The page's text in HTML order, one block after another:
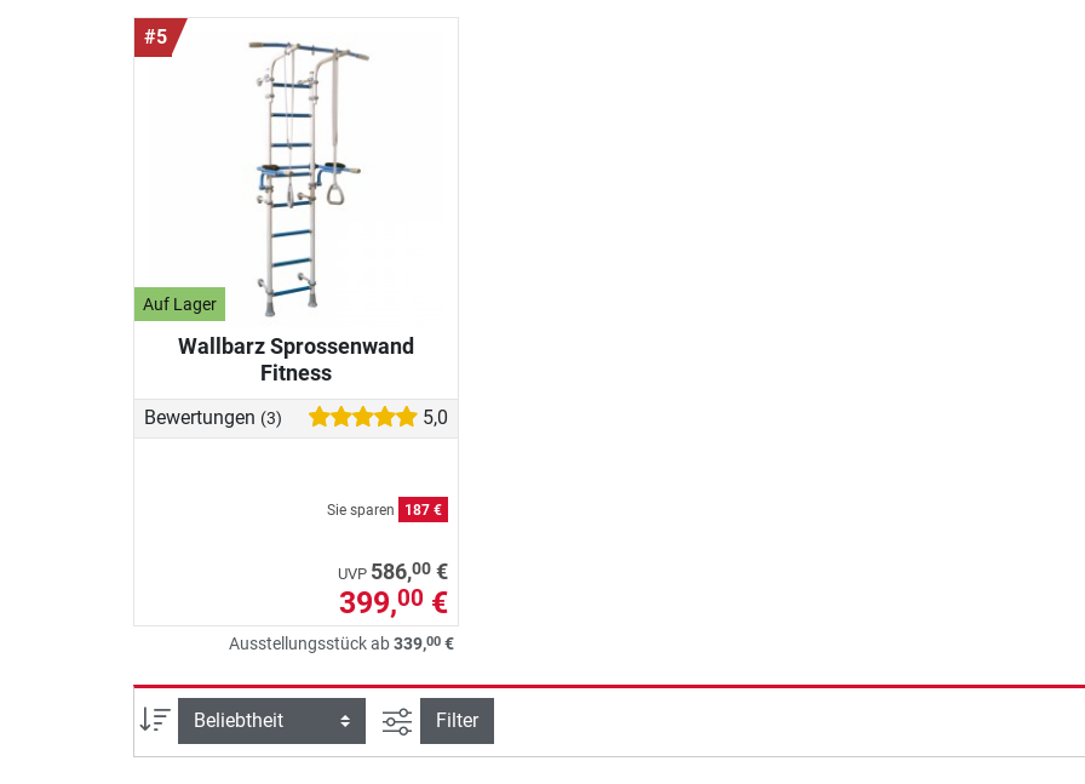
#5
Auf Lager
Wallbarz Sprossenwand
Fitness
Bewertungen (3) 5,0
Sie sparen 187 €
UVP 586,00 €
399,00 €
Ausstellungsstück ab339,00 €
Sortierung Ansicht filtern
Filter